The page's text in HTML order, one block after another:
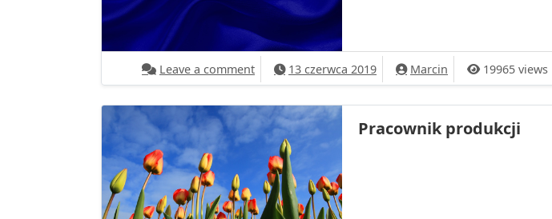
Leave a commenton Zbiory płodów rolnych
13 czerwca 2019 Marcin 19965 views
Pracownik produkcji